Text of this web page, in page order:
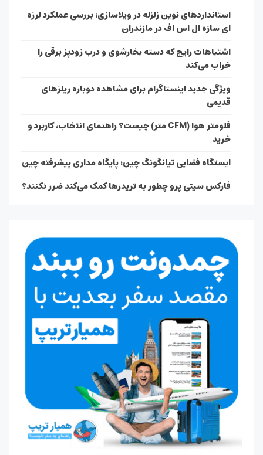
استانداردهای نوین زلزله در ویلاسازی؛ بررسی عملکرد لرزه
ای سازه ال اس اف در مازندران
اشتباهات رایج که دسته بخارشوی و درب زودپز برقی را
خراب می‌کند
ویژگی جدید اینستاگرام برای مشاهده دوباره ریلزهای
قدیمی
فلومتر هوا (CFM متر) چیست؟ راهنمای انتخاب، کاربرد و
خرید
ایستگاه فضایی تیانگونگ چین؛ پایگاه مداری پیشرفته چین
فارکس سیتی پرو چطور به تریدرها کمک می‌کند ضرر نکنند؟